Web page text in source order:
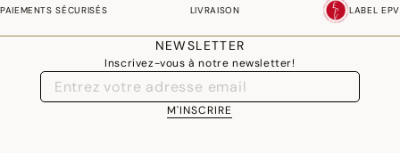
PAIEMENTS SÉCURISÉS LIVRAISON LABEL EPV
NEWSLETTER
Inscrivez-vous à notre newsletter!
M'INSCRIRE